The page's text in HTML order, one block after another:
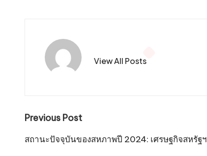
View All Posts
Post
navigation
Previous Post
สถานะปัจจุบันของสหภาพปี 2024: เศรษฐกิจสหรัฐฯ